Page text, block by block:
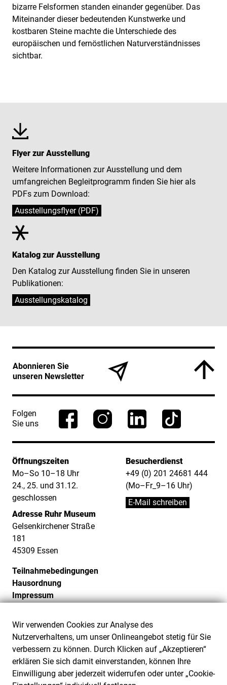
Wir verwenden Cookies zur Analyse des
Nutzerverhaltens, um unser Onlineangebot stetig für Sie
verbessern zu können. Durch Klicken auf „Akzeptieren“
erklären Sie sich damit einverstanden, können Ihre
Einwilligung aber jederzeit widerrufen oder unter „Cookie-
bizarre Felsformen standen einander gegenüber. Das
Miteinander dieser bedeutenden Kunstwerke und
kostbaren Steine machte die Unterschiede des
europäischen und fernöstlichen Naturverständnisses
sichtbar.
Flyer zur Ausstellung
Weitere Informationen zur Ausstellung und dem
umfangreichen Begleitprogramm finden Sie hier als
PDFs zum Download:
Ausstellungsflyer (PDF)
Katalog zur Ausstellung
Den Katalog zur Ausstellung finden Sie in unseren
Publikationen:
Ausstellungskatalog
Abonnieren Sie
unseren Newsletter
Folgen
Sie uns
Öffnungszeiten
Mo–So 10–18 Uhr
24., 25. und 31.12.
geschlossen
Adresse Ruhr Museum
Gelsenkirchener Straße
181
45309 Essen
Besucherdienst
+49 (0) 201 24681 444
(Mo–Fr_9–16 Uhr)
E-Mail schreiben
Teilnahmebedingungen
Hausordnung
Impressum
Cookie-Einstellungen
Barrierefreiheit
Barriere melden